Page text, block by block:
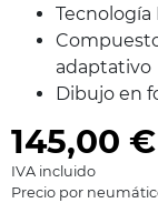
Tecnología
adaptativo
Dibujo en
145,00 €
IVA incluido
Precio por